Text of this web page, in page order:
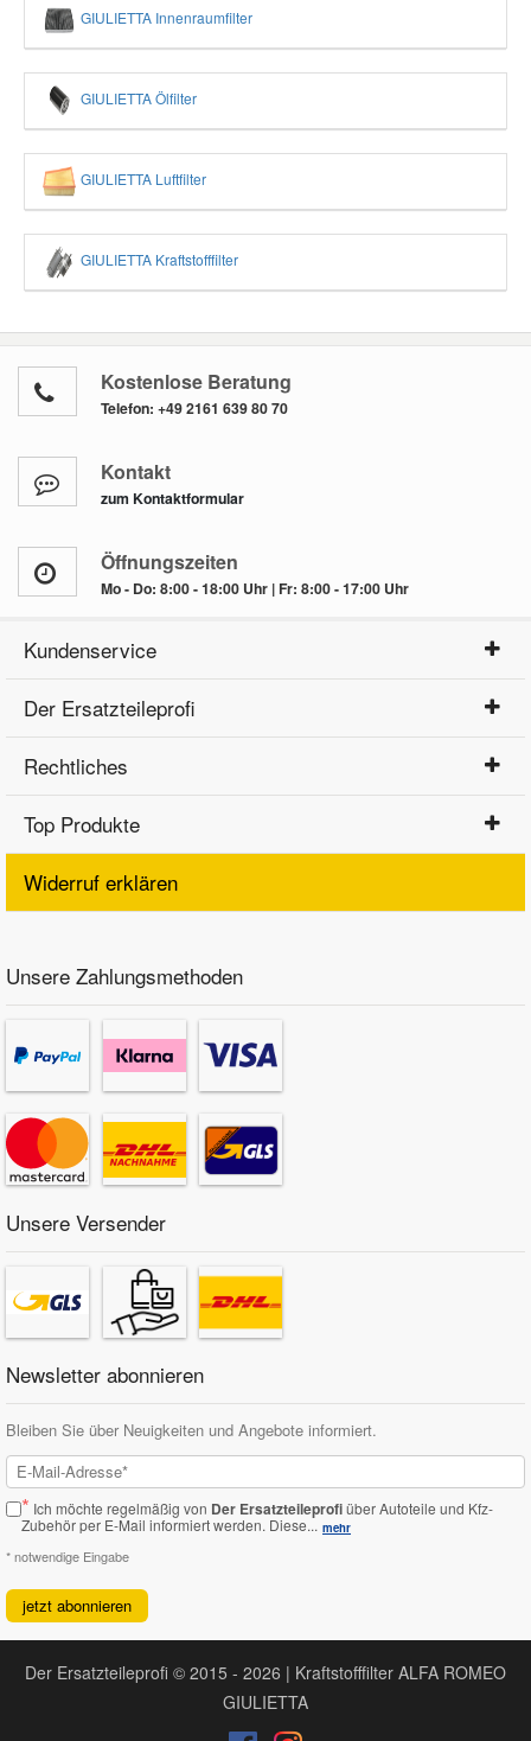
GIULIETTA Innenraumfilter
GIULIETTA Ölfilter
GIULIETTA Luftfilter
GIULIETTA Kraftstofffilter
Kostenlose Beratung
Telefon: +49 2161 639 80 70
Kontakt
zum Kontaktformular
Öffnungszeiten
Mo - Do: 8:00 - 18:00 Uhr | Fr: 8:00 - 17:00 Uhr
Kundenservice
Der Ersatzteileprofi
Rechtliches
Top Produkte
Widerruf erklären
Unsere Zahlungsmethoden
Unsere Versender
Newsletter abonnieren
Bleiben Sie über Neuigkeiten und Angebote informiert.
* Ich möchte regelmäßig von Der Ersatzteileprofiüber Autoteile und Kfz-
Zubehör per E-Mail informiert werden. Diese... mehr
* notwendige Eingabe
jetzt abonnieren
Der Ersatzteileprofi © 2015 - 2026 | Kraftstofffilter ALFA ROMEO
GIULIETTA